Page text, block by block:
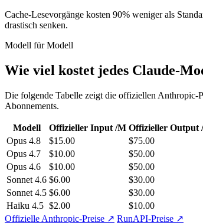
Cache-Lesevorgänge kosten 90% weniger als
drastisch senken.
Modell für Modell
Wie viel kostet jedes Claude-
Die folgende Tabelle zeigt die offiziellen Anthropic-
Abonnements.
Modell Offizieller Input /M Offizieller Output
Opus 4.8
$15.00 $75.00
Opus 4.7
$10.00 $50.00
Opus 4.6
$10.00 $50.00
Sonnet 4.6 $6.00 $30.00
Sonnet 4.5 $6.00 $30.00
Haiku 4.5 $2.00 $10.00
Offizielle Anthropic-Preise ↗ RunAPI-Preise ↗